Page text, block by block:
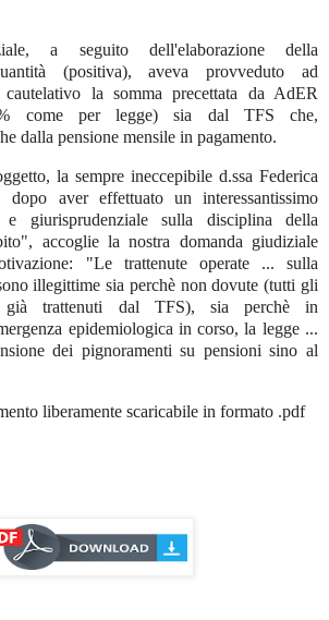
a seguito dell'elaborazione della
(positiva), aveva provveduto ad
la somma precettata da AdER
come per legge) sia dal TFS che,
dalla pensione mensile in pagamento.
la sempre ineccepibile d.ssa Federica
dopo aver effettuato un interessantissimo
e giurisprudenziale sulla disciplina della
accoglie la nostra domanda giudiziale
"Le trattenute operate ... sulla
illegittime sia perchè non dovute (tutti gli
trattenuti dal TFS), sia perchè in
epidemiologica in corso, la legge ...
dei pignoramenti su pensioni sino al
liberamente scaricabile in formato .pdf